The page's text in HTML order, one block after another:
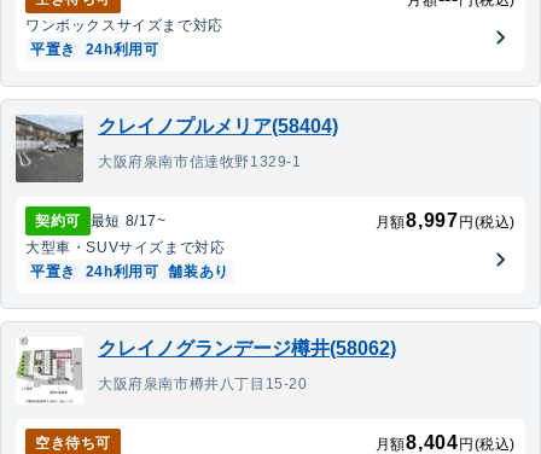
ワンボックスサイズまで対応
平置き
24h利用可
クレイノプルメリア(58404)
大阪府泉南市信達牧野1329-1
契約可 最短 8/17~ 月額8,997 円(税込)
大型車・SUVサイズまで対応
平置き
24h利用可 舗装あり
クレイノグランデージ樽井(58062)
大阪府泉南市樽井八丁目15-20
空き待ち可 月額8,404 円(税込)